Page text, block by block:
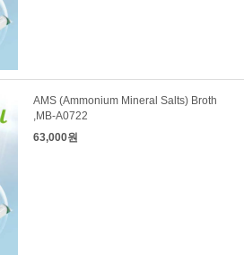
AMS (Ammonium Mineral Salts) Broth
,MB-A0722
63,000원